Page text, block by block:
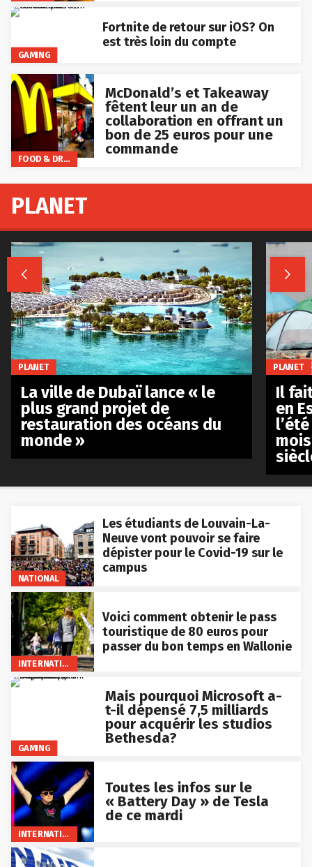
GAMING
Fortnite de retour sur iOS? On
est très loin du compte
FOOD & DRINKS
McDonald’s et Takeaway
fêtent leur un an de
collaboration en offrant un
bon de 25 euros pour une
commande
NATIONAL
Les étudiants de Louvain-La-
Neuve vont pouvoir se faire
dépister pour le Covid-19 sur le
campus
INTERNATIONAL
Voici comment obtenir le pass
touristique de 80 euros pour
passer du bon temps en Wallonie
GAMING
Mais pourquoi Microsoft a-
t-il dépensé 7,5 milliards
pour acquérir les studios
Bethesda?
INTERNATIONAL
Toutes les infos sur le
« Battery Day » de Tesla
de ce mardi
PLANET
 
PLANET
La ville de Dubaï lance « le
plus grand projet de
restauration des océans du
monde »
PLANET
Il
en